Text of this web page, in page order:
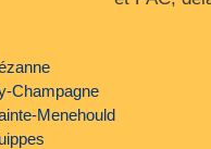
Champagne
Menehould